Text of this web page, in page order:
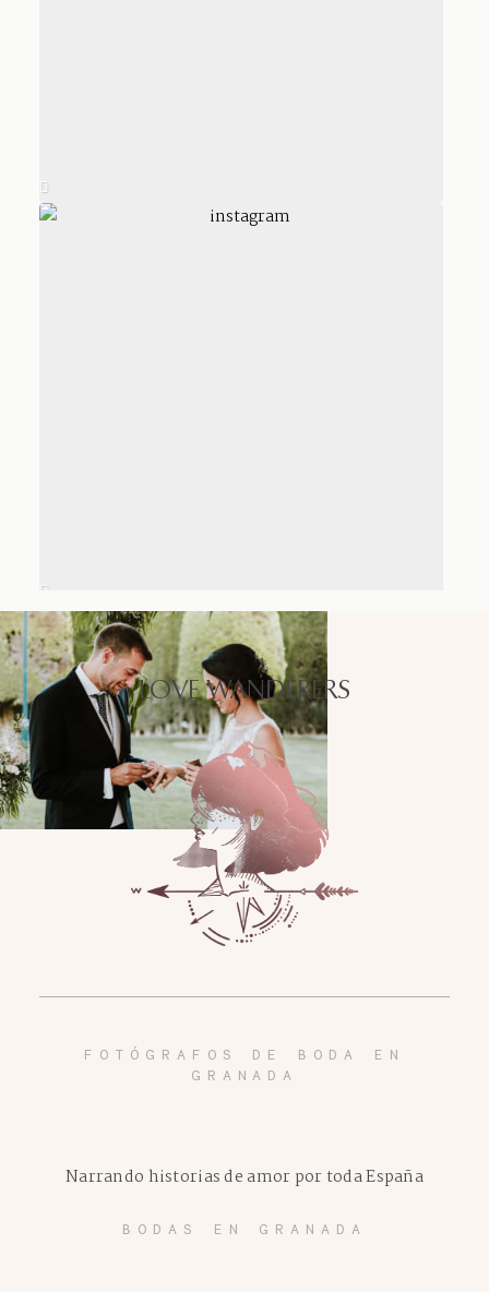
LOVE WANDERERS
FOTÓGRAFOS DE BODA EN
GRANADA
BODAS EN GRANADA
Narrando historias de amor por toda España